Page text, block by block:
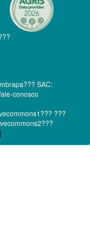
SAC:
conosco
???